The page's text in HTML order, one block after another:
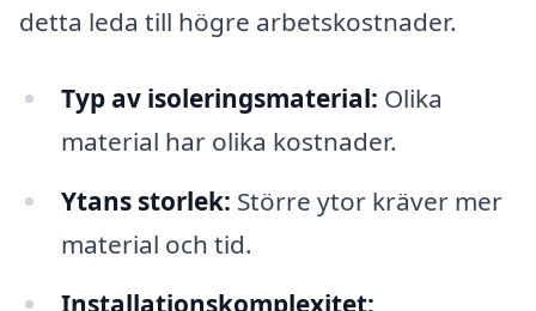
detta leda till högre arbetskostnader.
Typ av isoleringsmaterial: Olika
material har olika kostnader.
Ytans storlek: Större ytor kräver mer
material och tid.
Installationskomplexitet: